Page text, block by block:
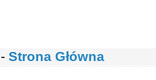
- Strona Główna